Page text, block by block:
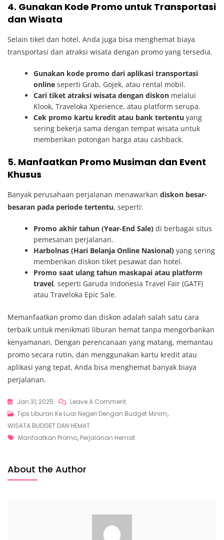
4. Gunakan Kode Promo untuk Transportasi
dan Wisata
Selain tiket dan hotel, Anda juga bisa menghemat biaya
transportasi dan atraksi wisata dengan promo yang tersedia.
Gunakan kode promo dari aplikasi transportasi
online seperti Grab, Gojek, atau rental mobil.
Cari tiket atraksi wisata dengan diskon melalui
Klook, Traveloka Xperience, atau platform serupa.
Cek promo kartu kredit atau bank tertentu yang
sering bekerja sama dengan tempat wisata untuk
memberikan potongan harga atau cashback.
5. Manfaatkan Promo Musiman dan Event
Khusus
Banyak perusahaan perjalanan menawarkan diskon besar-
besaran pada periode tertentu, seperti:
Promo akhir tahun (Year-End Sale) di berbagai situs
pemesanan perjalanan.
Harbolnas (Hari Belanja Online Nasional) yang sering
memberikan diskon tiket pesawat dan hotel.
Promo saat ulang tahun maskapai atau platform
travel, seperti Garuda Indonesia Travel Fair (GATF)
atau Traveloka Epic Sale.
Memanfaatkan promo dan diskon adalah salah satu cara
terbaik untuk menikmati liburan hemat tanpa mengorbankan
kenyamanan. Dengan perencanaan yang matang, memantau
promo secara rutin, dan menggunakan kartu kredit atau
aplikasi yang tepat, Anda bisa menghemat banyak biaya
perjalanan.
Jan 31, 2025 Leave A CommentOn
Tips
Manfaatkan
Tips Liburan Ke Luar Negeri Dengan Budget Minim,
WISATA BUDGET DAN HEMAT
Tags
Manfaatkan Promo, Perjalanan Hemat
About the Author